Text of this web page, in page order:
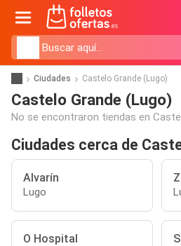
Ciudades Castelo Grande (Lugo)
Castelo Grande (Lugo)
No se encontraron tiendas en
Ciudades cerca de
Alvarín
Lugo
O Hospital